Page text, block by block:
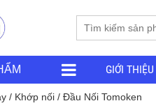
GIỚI THIỆU
/ Khớp nối / Đầu Nối Tomoken